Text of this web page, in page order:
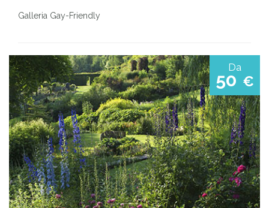
Galleria Gay-Friendly
Da
50 €